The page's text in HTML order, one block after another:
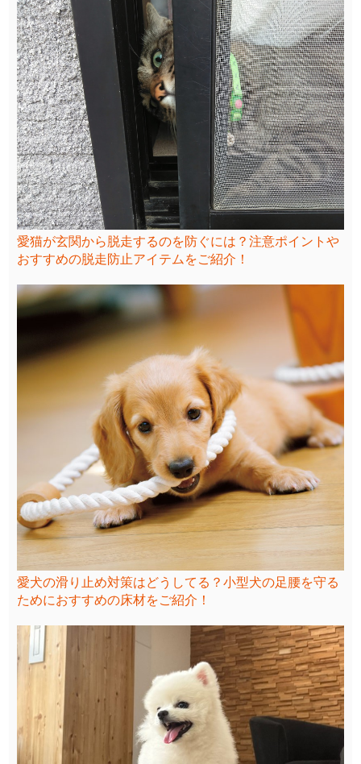
愛猫が玄関から脱走するのを防ぐには？注意ポイントや
おすすめの脱走防止アイテムをご紹介！
愛犬の滑り止め対策はどうしてる？小型犬の足腰を守る
ためにおすすめの床材をご紹介！